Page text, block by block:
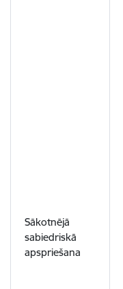
Sākotnējā
sabiedriskā
apspriešana